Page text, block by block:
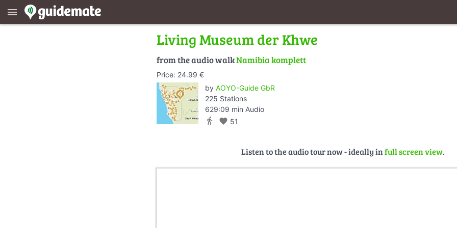
menu
Living Museum der Khwe
from the audio walkNamibia komplett
Price: 24.99 €
by AOYO-Guide GbR
225 Stations
629:09 min Audio
directions_walk favorite 51
Listen to the audio tour now - ideally infull screen view.